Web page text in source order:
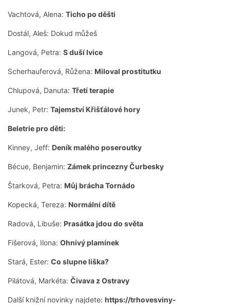
Vachtová, Alena: Ticho po děšti
Dostál, Aleš: Dokud můžeš
Langová, Petra: S duší lvice
Scherhauferová, Růžena: Miloval prostitutku
Chlupová, Danuta: Třetí terapie
Junek, Petr: Tajemství Křišťálové hory
Beletrie pro děti:
Kinney, Jeff: Deník malého poseroutky
Bécue, Benjamin: Zámek princezny Čurbesky
Štarková, Petra: Můj brácha Tornádo
Kopecká, Tereza: Normální dítě
Radová, Libuše: Prasátka jdou do světa
Fišerová, Ilona: Ohnivý plamínek
Stará, Ester: Co slupne liška?
Pilátová, Markéta: Čivava z Ostravy
Další knižní novinky najdete: https://trhovesviny-